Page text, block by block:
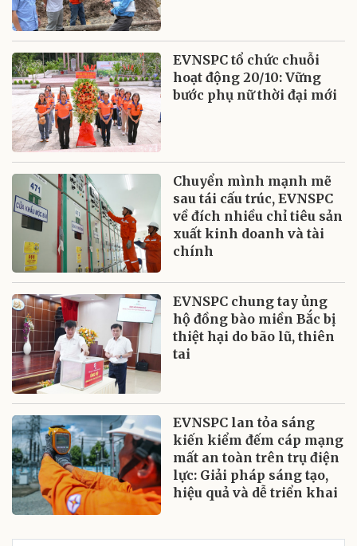
EVNSPC tổ chức chuỗi
hoạt động 20/10: Vững
bước phụ nữ thời đại mới
Chuyển mình mạnh mẽ
sau tái cấu trúc, EVNSPC
về đích nhiều chỉ tiêu sản
xuất kinh doanh và tài
chính
EVNSPC chung tay ủng
hộ đồng bào miền Bắc bị
thiệt hại do bão lũ, thiên
tai
EVNSPC lan tỏa sáng
kiến kiểm đếm cáp mạng
mất an toàn trên trụ điện
lực: Giải pháp sáng tạo,
hiệu quả và dễ triển khai